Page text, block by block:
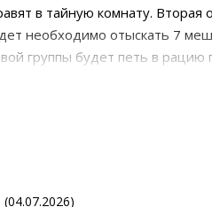
в тайную комнату. Вторая
необходимо отыскать 7
группы будет петь в
(04.07.2026)